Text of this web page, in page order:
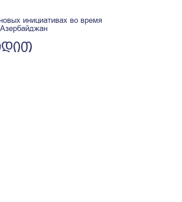
инициативах во время